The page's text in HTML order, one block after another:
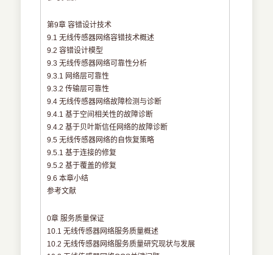
第9章 容错设计技术
9.1 无线传感器网络容错技术概述
9.2 容错设计模型
9.3 无线传感器网络可靠性分析
9.3.1 网络层可靠性
9.3.2 传输层可靠性
9.4 无线传感器网络故障检测与诊断
9.4.1 基于空间相关性的故障诊断
9.4.2 基于贝叶斯信任网络的故障诊断
9.5 无线传感器网络的自恢复策略
9.5.1 基于连接的修复
9.5.2 基于覆盖的修复
9.6 本章小结
参考文献
0章 服务质量保证
10.1 无线传感器网络服务质量概述
10.2 无线传感器网络服务质量研究现状与发展